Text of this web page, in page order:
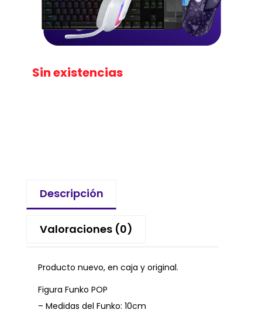
Sin existencias
Descripción
Valoraciones (0)
Producto nuevo, en caja y original.
Figura Funko POP
– Medidas del Funko: 10cm